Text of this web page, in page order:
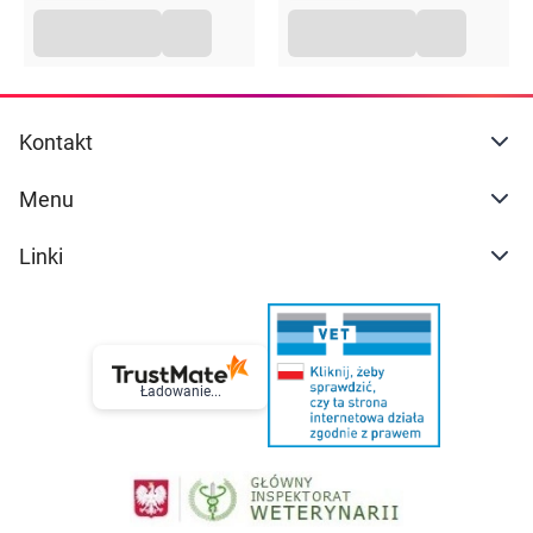
50 ml
Kontakt
Menu
Linki
Ładowanie...